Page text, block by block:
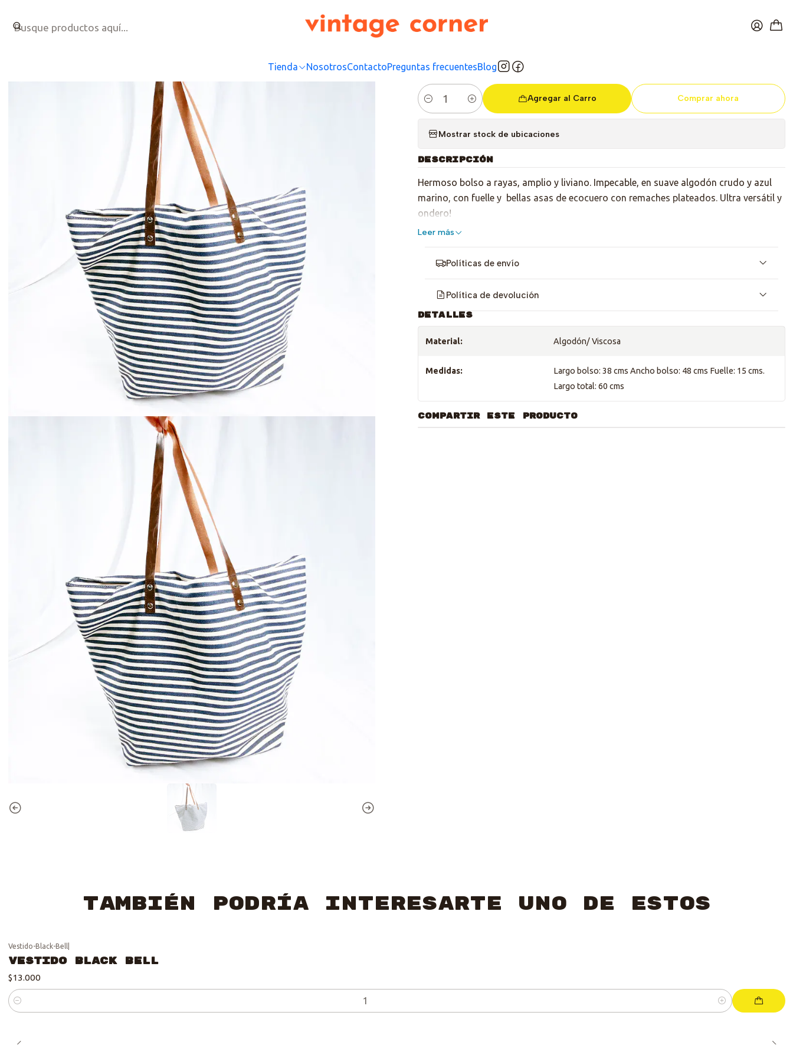
Tienda NosotrosContactoPreguntas frecuentesBlog
Shoulder Bag Lines
Cantidad
Agregar al Carro Comprar ahora
Mostrar stock de ubicaciones
DESCRIPCIÓN
Hermoso bolso a rayas, amplio y liviano. Impecable, en suave algodón crudo y azul
marino, con fuelle y bellas asas de ecocuero con remaches plateados. Ultra versátil y
ondero!
Leer más
Políticas de envío
Política de devolución
DETALLES
Material: Algodón/ Viscosa
Medidas:
Largo bolso: 38 cms Ancho bolso: 48 cms Fuelle: 15 cms.
Largo total: 60 cms
COMPARTIR ESTE PRODUCTO
También podría interesarte uno de estos
Vestido-Black-Bell
Vestido Black Bell
$13.000
Cantidad